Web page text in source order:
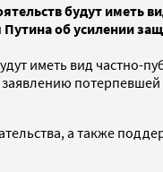
будут иметь
об усилении
иметь вид частно-
а также